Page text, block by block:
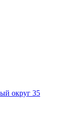
округ 35